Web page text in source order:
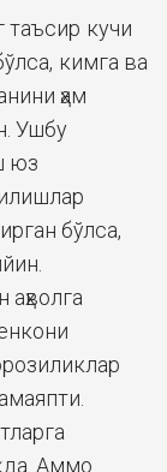
кучи
кимга ва
ҳам
Ушбу
юз
бўлса,
Аммо